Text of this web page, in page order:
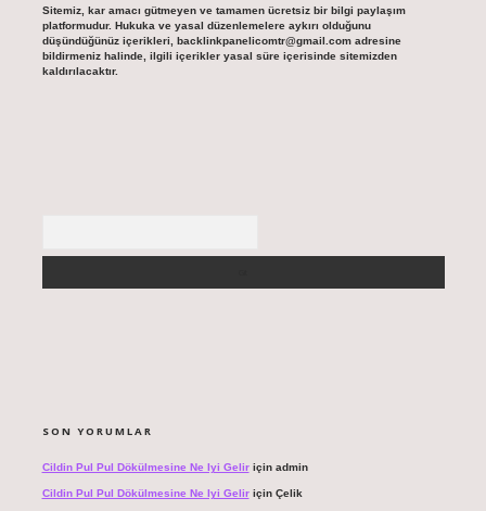
Sitemiz, kar amacı gütmeyen ve tamamen ücretsiz bir bilgi paylaşım
platformudur. Hukuka ve yasal düzenlemelere aykırı olduğunu
düşündüğünüz içerikleri, backlinkpanelicomtr@gmail.comadresine
bildirmeniz halinde, ilgili içerikler yasal süre içerisinde sitemizden
kaldırılacaktır.
SON YORUMLAR
Cildin Pul Pul Dökülmesine Ne Iyi Geliriçin admin
Cildin Pul Pul Dökülmesine Ne Iyi Geliriçin Çelik